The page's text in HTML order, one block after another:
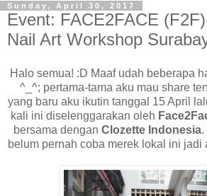
Sunday, April 30, 2017
Event: FACE2FACE
Nail Art Workshop
Halo semua! :D Maaf udah beberapa
^_^; pertama-tama aku mau share
yang baru aku ikutin tanggal 15 April
kali ini diselenggarakan oleh
bersama dengan Clozette Indonesia.
belum pernah coba merek lokal ini jadi